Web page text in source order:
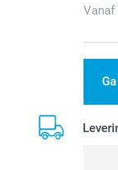
Vanaf